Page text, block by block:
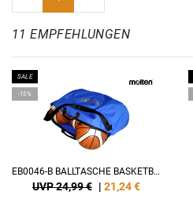
11 EMPFEHLUNGEN
SALE
-15%
EB0046-B BALLTASCHE BASKETBALL
UVP 24,99 € | 21,24€